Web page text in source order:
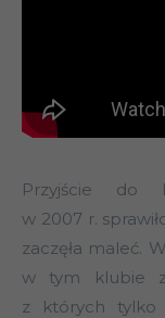
Przyjście do
w 2007 r.
zaczęła maleć.
w tym klubie
z których tylko